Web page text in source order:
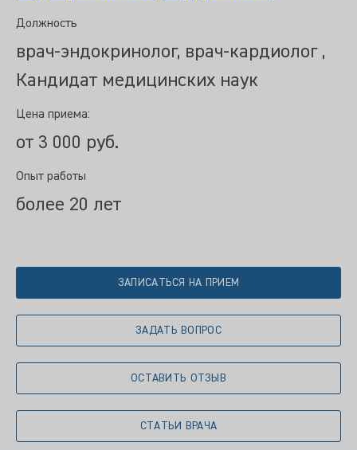
Должность
врач-эндокринолог, врач-кардиолог ,
Кандидат медицинских наук
Цена приема:
от 3 000 руб.
Опыт работы
более 20 лет
ЗАПИСАТЬСЯ НА ПРИЕМ
ЗАДАТЬ ВОПРОС
ОСТАВИТЬ ОТЗЫВ
СТАТЬИ ВРАЧА